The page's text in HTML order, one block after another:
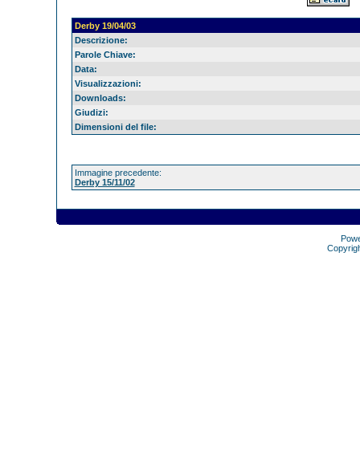
Derby 19/04/03
Descrizione:
Parole Chiave:
Data:
Visualizzazioni:
Downloads:
Giudizi:
Dimensioni del file:
Immagine precedente:
Derby 15/11/02